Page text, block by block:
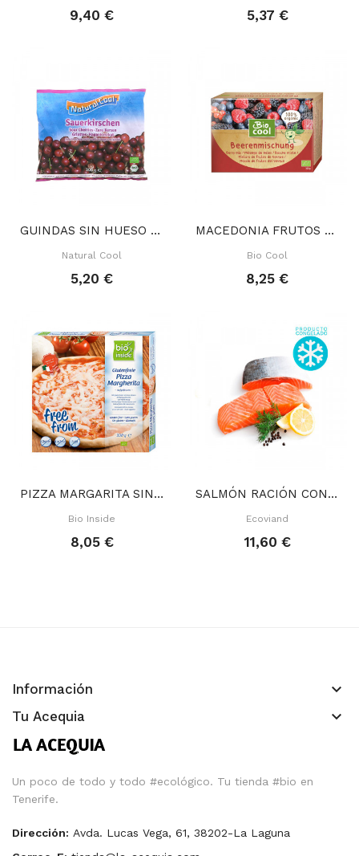
9,40 € 5,37 €
GUINDAS SIN HUESO CONGELADAS 300 GR
Natural Cool
5,20 €
MACEDONIA FRUTOS BOSQUE CONGELADA 300 GR
Bio Cool
8,25 €
PIZZA MARGARITA SIN GLUTEN CONGELADA 330 GR
Bio Inside
8,05 €
SALMÓN RACIÓN CONGELADO 150 GR APROX
Ecoviand
11,60 €
Información keyboard_arrow_down
Tu Acequia keyboard_arrow_down
Un poco de todo y todo #ecológico. Tu tienda #bio en
Tenerife.
Dirección: Avda. Lucas Vega, 61, 38202-La Laguna